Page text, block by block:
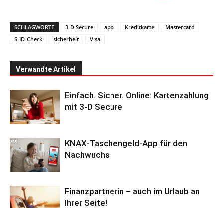
SCHLAGWORTE 3-D Secure app Kreditkarte
Mastercard
S-ID-Check
sicherheit Visa
Verwandte Artikel
Einfach. Sicher. Online: Kartenzahlung
mit 3-D Secure
KNAX-Taschengeld-App für den
Nachwuchs
Finanzpartnerin – auch im Urlaub an
Ihrer Seite!